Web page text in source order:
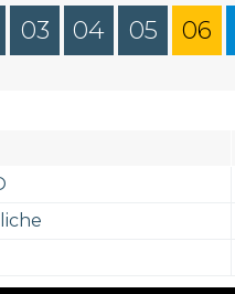
03 04 05 06